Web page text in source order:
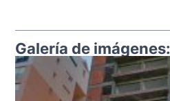
Galería de imágenes: